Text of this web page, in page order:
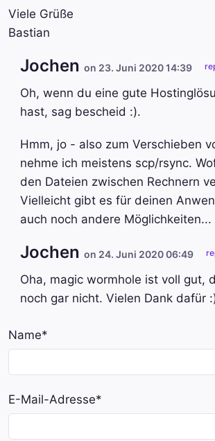
Viele Grüße
Bastian
Jochen on 23. Juni 2020 14:39
Oh, wenn du eine gute
hast, sag bescheid :).
Hmm, jo - also zum Verschieben
nehme ich meistens scp/rsync.
den Dateien zwischen Rechnern
Vielleicht gibt es für deinen
auch noch andere Möglichkeiten...
Jochen on 24. Juni 2020 06:49
Oha, magic wormhole ist voll gut,
noch gar nicht. Vielen Dank dafür
Name*
E-Mail-Adresse*